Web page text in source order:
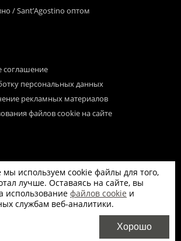
/ Sant’Agostino оптом
соглашение
персональных данных
рекламных материалов
файлов cookie на сайте
«cookie» для функционирования сайта.
пожалуйста, покиньте сайт.
используем cookie файлы для того,
лучше. Оставаясь на сайте, вы
использование файлов cookie и
службам веб-аналитики.
Хорошо